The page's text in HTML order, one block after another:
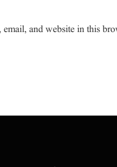
email, and website in this